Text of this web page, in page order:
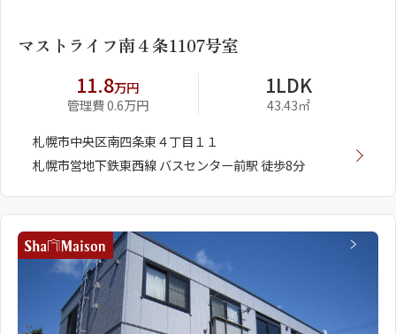
マストライフ南４条1107号室
11.8万円
管理費 0.6万円
1LDK
43.43㎡
札幌市中央区南四条東４丁目１１
札幌市営地下鉄東西線 バスセンター前駅 徒歩8分